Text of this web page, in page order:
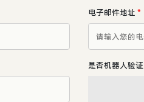
电子邮件地址 *
是否机器人验证